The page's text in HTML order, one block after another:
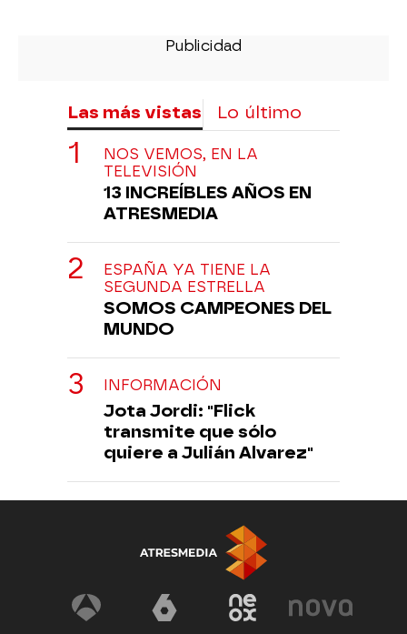
Las más vistas Lo último
NOS VEMOS, EN LA
TELEVISIÓN
13 INCREÍBLES AÑOS EN
ATRESMEDIA
ESPAÑA YA TIENE LA
SEGUNDA ESTRELLA
SOMOS CAMPEONES DEL
MUNDO
INFORMACIÓN
Jota Jordi: "Flick
transmite que sólo
quiere a Julián Alvarez"